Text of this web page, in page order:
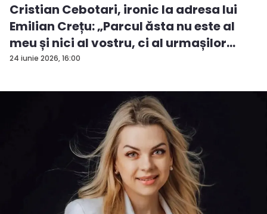
24 iunie 2026, 16:00
Cristian Cebotari, ironic la adresa lui
Emilian Crețu: „Parcul ăsta nu este al
meu și nici al vostru, ci al urmașilor
urm...